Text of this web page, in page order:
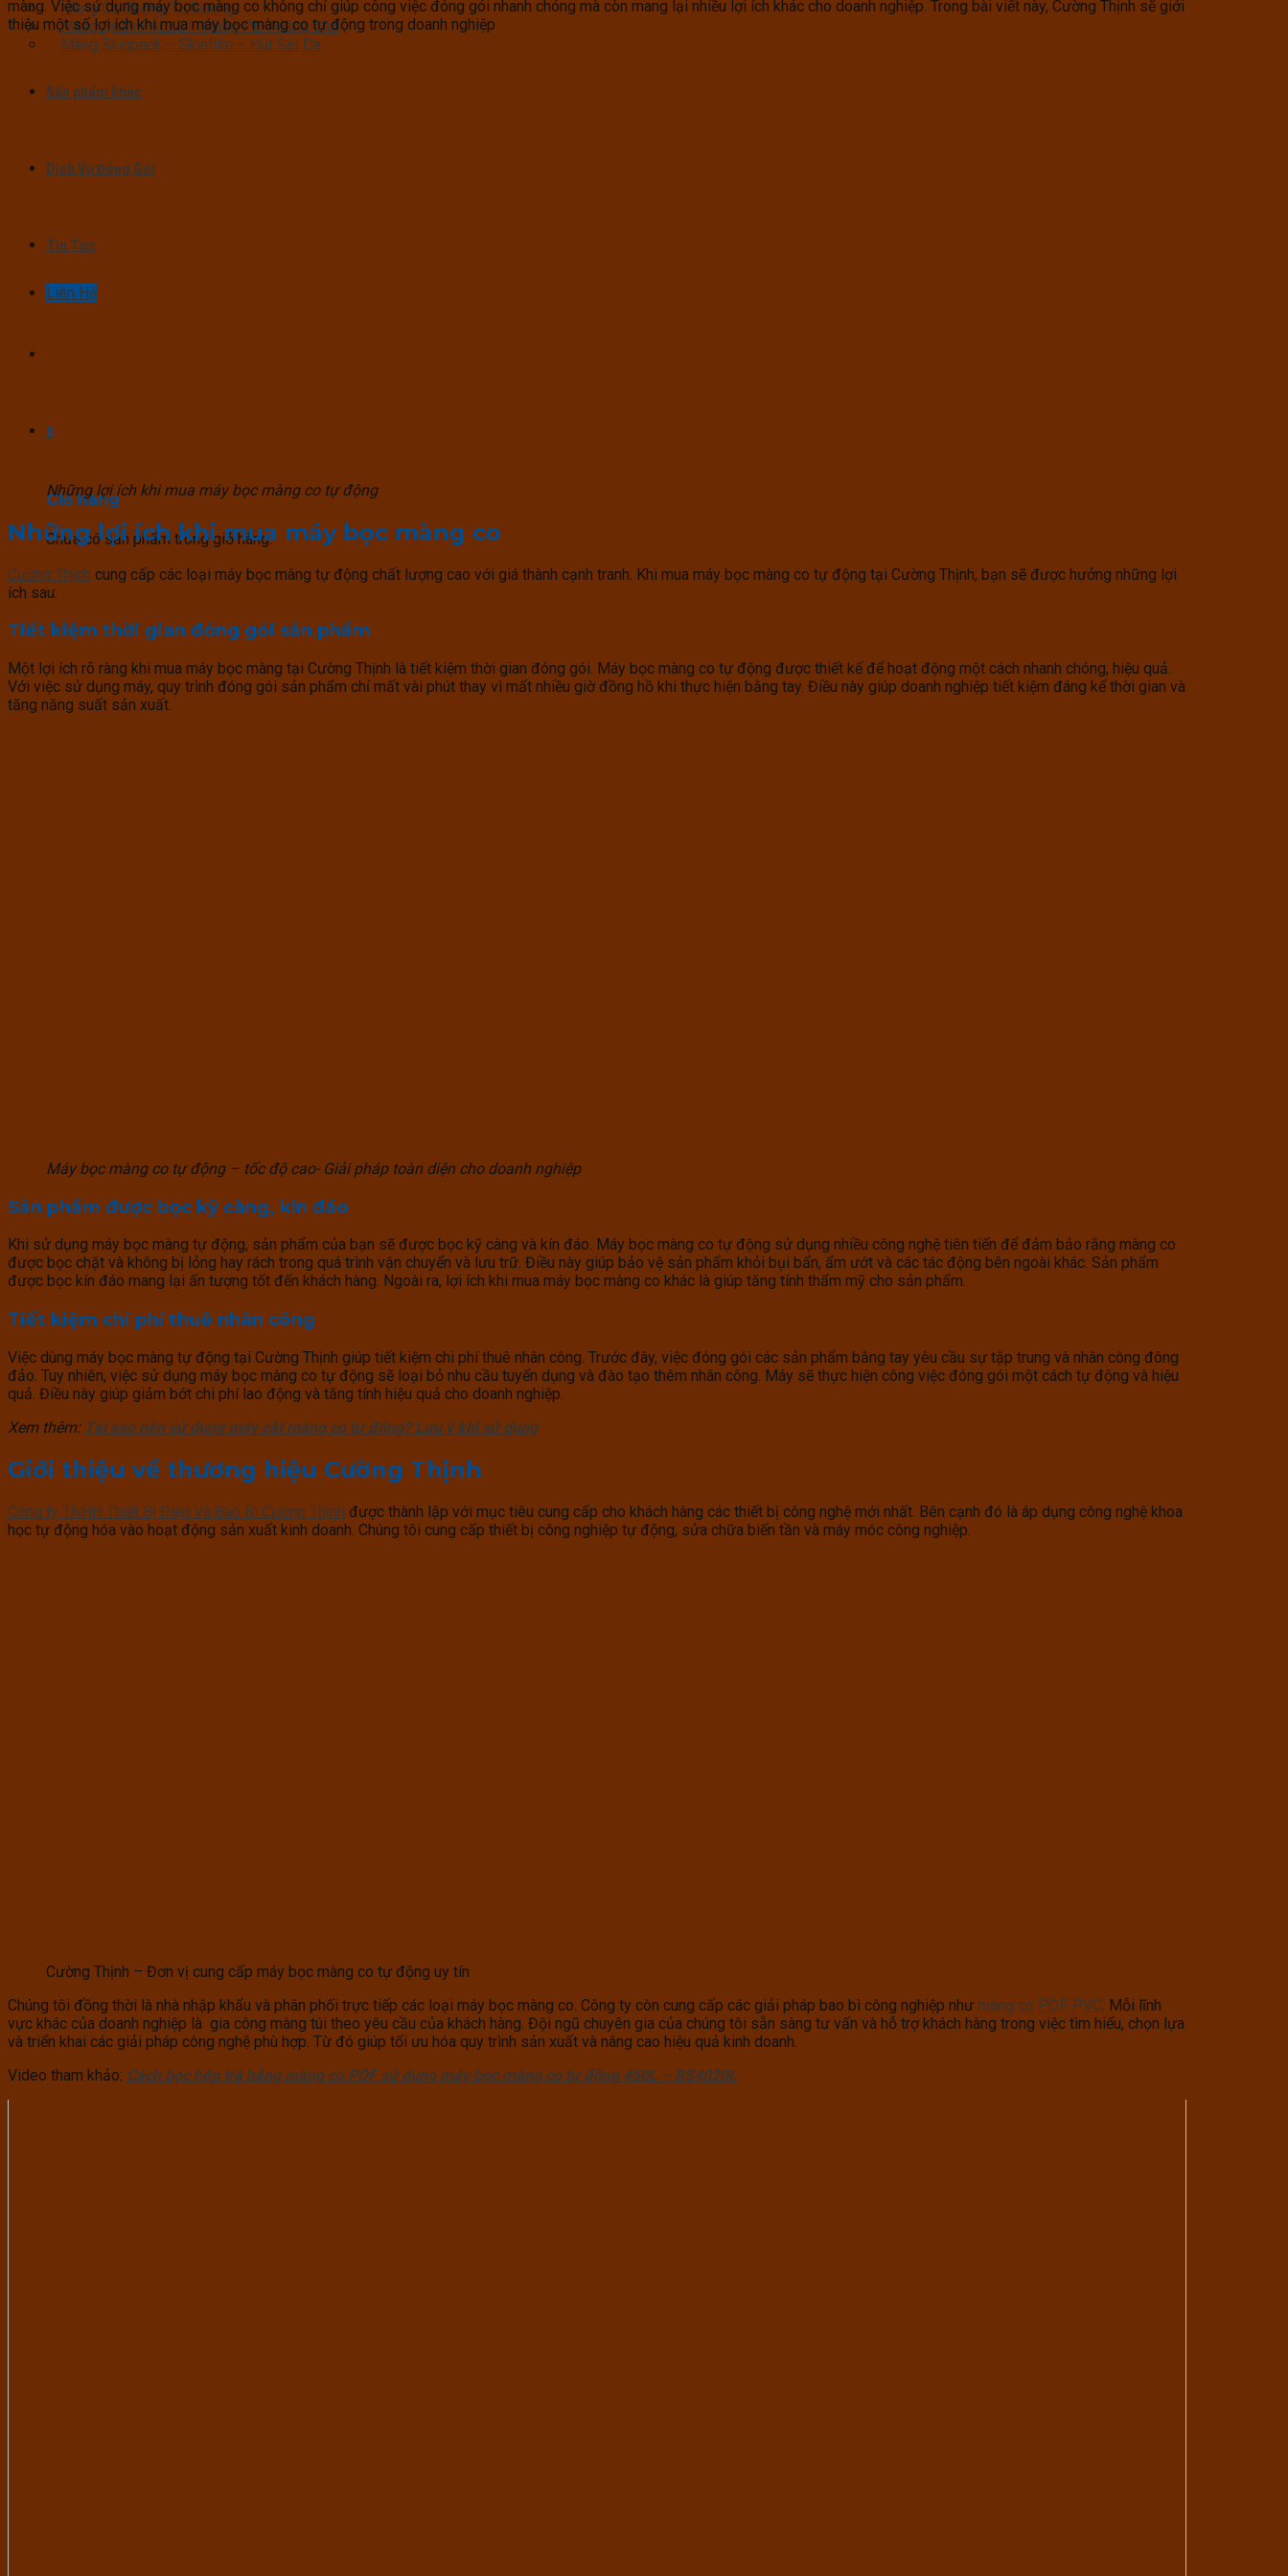
Màng Co Chống Tụ Sương
Màng Quấn PALLET- Màng PE- Màng Chit
Màng Skinpack – Skinfilm – Hút Sát Da
Sản phẩm khác
Dịch Vụ Đóng Gói
Tin Tức
Liên Hệ
0
Giỏ hàng
Chưa có sản phẩm trong giỏ hàng.
màng. Việc sử dụng máy bọc màng co không chỉ giúp công việc đóng gói nhanh chóng mà còn mang lại nhiều lợi ích khác cho doanh nghiệp. Trong bài viết này, Cường Thịnh sẽ giới
thiệu một số lợi ích khi mua máy bọc màng co tự động trong doanh nghiệp
Những lợi ích khi mua máy bọc màng co tự động
Những lợi ích khi mua máy bọc màng co
Cường Thịnh cung cấp các loại máy bọc màng tự động chất lượng cao với giá thành cạnh tranh. Khi mua máy bọc màng co tự động tại Cường Thịnh, bạn sẽ được hưởng những lợi
ích sau:
Tiết kiệm thời gian đóng gói sản phẩm
Một lợi ích rõ ràng khi mua máy bọc màng tại Cường Thịnh là tiết kiệm thời gian đóng gói. Máy bọc màng co tự động được thiết kế để hoạt động một cách nhanh chóng, hiệu quả.
Với việc sử dụng máy, quy trình đóng gói sản phẩm chỉ mất vài phút thay vì mất nhiều giờ đồng hồ khi thực hiện bằng tay. Điều này giúp doanh nghiệp tiết kiệm đáng kể thời gian và
tăng năng suất sản xuất.
Máy bọc màng co tự động – tốc độ cao- Giải pháp toàn diện cho doanh nghiệp
Sản phẩm được bọc kỹ càng, kín đáo
Khi sử dụng máy bọc màng tự động, sản phẩm của bạn sẽ được bọc kỹ càng và kín đáo. Máy bọc màng co tự động sử dụng nhiều công nghệ tiên tiến để đảm bảo rằng màng co
được bọc chặt và không bị lỏng hay rách trong quá trình vận chuyển và lưu trữ. Điều này giúp bảo vệ sản phẩm khỏi bụi bẩn, ẩm ướt và các tác động bên ngoài khác. Sản phẩm
được bọc kín đáo mang lại ấn tượng tốt đến khách hàng. Ngoài ra, lợi ích khi mua máy bọc màng co khác là giúp tăng tính thẩm mỹ cho sản phẩm.
Tiết kiệm chi phí thuê nhân công
Việc dùng máy bọc màng tự động tại Cường Thịnh giúp tiết kiệm chi phí thuê nhân công. Trước đây, việc đóng gói các sản phẩm bằng tay yêu cầu sự tập trung và nhân công đông
đảo. Tuy nhiên, việc sử dụng máy bọc màng co tự động sẽ loại bỏ nhu cầu tuyển dụng và đào tạo thêm nhân công. Máy sẽ thực hiện công việc đóng gói một cách tự động và hiệu
quả. Điều này giúp giảm bớt chi phí lao động và tăng tính hiệu quả cho doanh nghiệp.
Xem thêm: Tại sao nên sử dụng máy cắt màng co tự động? Lưu ý khi sử dụng
Giới thiệu về thương hiệu Cường Thịnh
Công ty TNHH Thiết Bị Điện Và Bao Bì Cường Thịnh được thành lập với mục tiêu cung cấp cho khách hàng các thiết bị công nghệ mới nhất. Bên cạnh đó là áp dụng công nghệ khoa
học tự động hóa vào hoạt động sản xuất kinh doanh. Chúng tôi cung cấp thiết bị công nghiệp tự động, sửa chữa biến tần và máy móc công nghiệp.
Cường Thịnh – Đơn vị cung cấp máy bọc màng co tự động uy tín
Chúng tôi đồng thời là nhà nhập khẩu và phân phối trực tiếp các loại máy bọc màng co. Công ty còn cung cấp các giải pháp bao bì công nghiệp như màng co POF, PVC . Mỗi lĩnh
vực khác của doanh nghiệp là gia công màng túi theo yêu cầu của khách hàng. Đội ngũ chuyên gia của chúng tôi sẵn sàng tư vấn và hỗ trợ khách hàng trong việc tìm hiểu, chọn lựa
và triển khai các giải pháp công nghệ phù hợp. Từ đó giúp tối ưu hóa quy trình sản xuất và nâng cao hiệu quả kinh doanh.
Video tham khảo: Cách bọc hộp trà bằng màng co POF sử dụng máy bọc màng co tự động 450L – BS4020L